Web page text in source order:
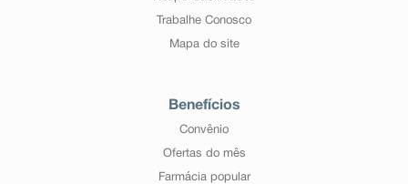
Trabalhe Conosco
Mapa do site
Benefícios
Convênio
Ofertas do mês
Farmácia popular